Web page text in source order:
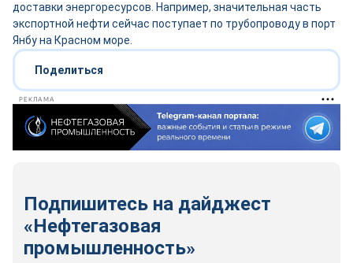
доставки энергоресурсов. Например, значительная часть
экспортной нефти сейчас поступает по трубопроводу в порт
Янбу на Красном море.
Поделиться
РЕКЛАМА
Подпишитесь на дайджест
«Нефтегазовая
промышленность»